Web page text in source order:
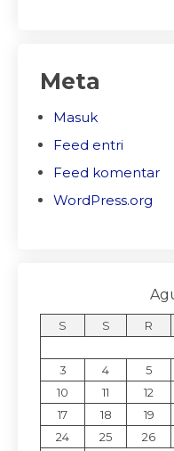
Meta
Masuk
Feed entri
Feed komentar
WordPress.org
S S R
3
4 5
10
11 12
17
18 19
24
25 26